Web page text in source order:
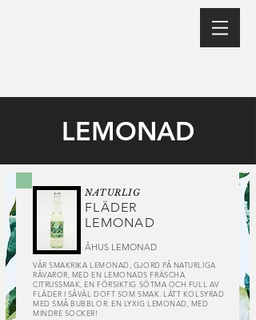
LEMONAD
NATURLIG
FLÄDER
LEMONAD
ÅHUS LEMONAD
VÅR SMAKRIKA LEMONAD, GJORD PÅ NATURLIGA
RÅVAROR, MED EN LEMONADS FRÄSCHA
CITRUSSMAK, EN FÖRSIKTIG SÖTMA OCH FULL AV
FLÄDER I SÅVÄL DOFT SOM SMAK. LÄTT KOLSYRAD
MED SMÅ BUBBLOR. EN LYXIG LEMONAD, MED
MINDRE SOCKER!